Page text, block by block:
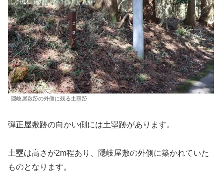
隠岐屋敷跡の外側に残る土塁跡
弾正屋敷跡の向かい側には土塁跡があります。
土塁は高さが2m程あり、隠岐屋敷の外側に築かれていた
ものとなります。